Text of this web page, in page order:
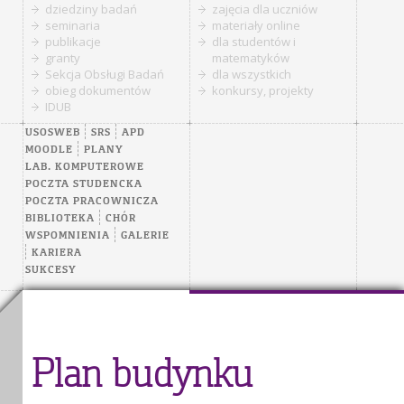
dziedziny badań
seminaria
publikacje
granty
Sekcja Obsługi Badań
obieg dokumentów
IDUB
zajęcia dla uczniów
materiały online
dla studentów i
matematyków
dla wszystkich
konkursy, projekty
USOSWEB SRS
APD
MOODLE
PLANY
LAB. KOMPUTEROWE
POCZTA STUDENCKA
POCZTA PRACOWNICZA
BIBLIOTEKA
CHÓR
WSPOMNIENIA
GALERIE
KARIERA
SUKCESY
Plan budynku